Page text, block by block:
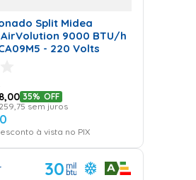
Split Midea
9000 BTU/h
- 220 Volts
,00 35% OFF
259 75sem juros
à vista no PIX
30